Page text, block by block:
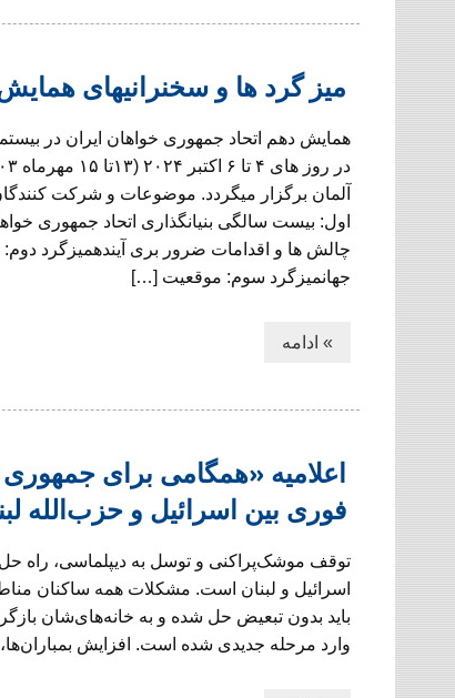
میز گرد ها و سخنرانیهای
همایش دهم اتحاد جمهوری خواهان ایران در
آلمان برگزار میگردد. موضوعات و شرکت
اول: بیست سالگی بنیانگذاری اتحاد جمهوری
چالش ها و اقدامات ضرور بری آیندهمیزگرد دوم:
جهانمیزگرد سوم: موقعیت […]
» ادامه
اعلامیه «همگامی برای
فوری بین اسرائیل و حزب‌الله
توقف موشک‌پراکنی و توسل به دیپلماسی، راه
اسرائیل و لبنان است. مشکلات همه ساکنان
وارد مرحله جدیدی شده است. افزایش